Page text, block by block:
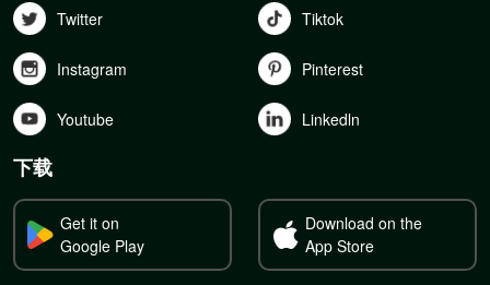
Twitter Tiktok
Instagram Pinterest
Youtube Linkedln
下载
Get it on
Google Play
Download on the
App Store